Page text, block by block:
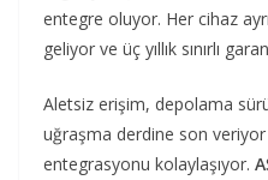
entegre oluyor. Her cihaz
geliyor ve üç yıllık sınırlı
Aletsiz erişim, depolama
uğraşma derdine son
entegrasyonu kolaylaşıyor.